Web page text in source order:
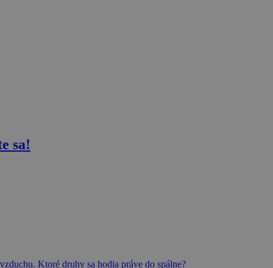
sa!
Ktoré druhy sa hodia práve do spálne?